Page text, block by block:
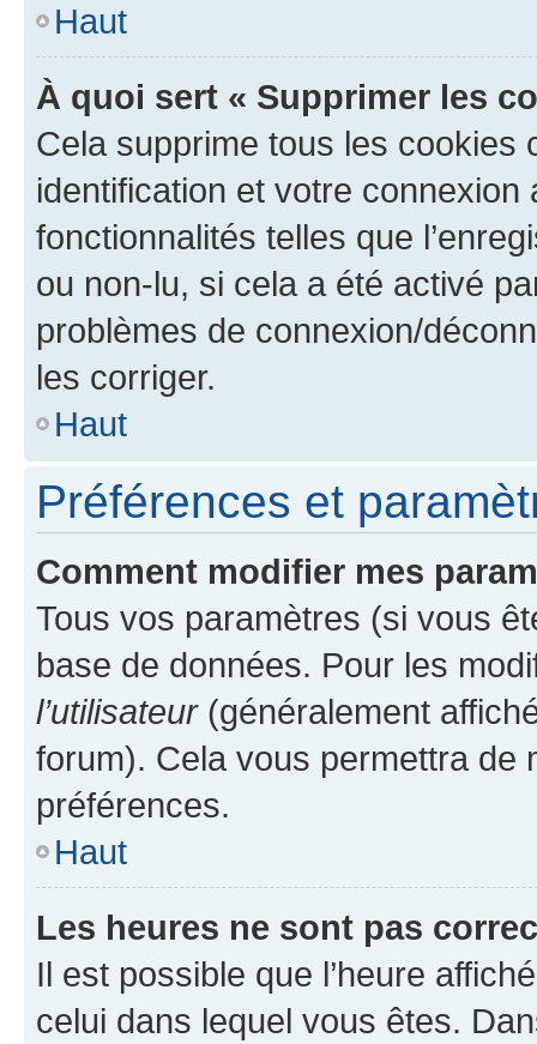
Haut
À quoi sert « Supprimer les
Cela supprime tous les cookies
identification et votre
fonctionnalités telles que
ou non-lu, si cela a été activé
problèmes de connexion/
les corriger.
Haut
Préférences et
Comment modifier mes
Tous vos paramètres (si vous
base de données. Pour les
l’utilisateur(généralement
forum). Cela vous permettra de
préférences.
Haut
Les heures ne sont pas
Il est possible que l’heure
celui dans lequel vous êtes.